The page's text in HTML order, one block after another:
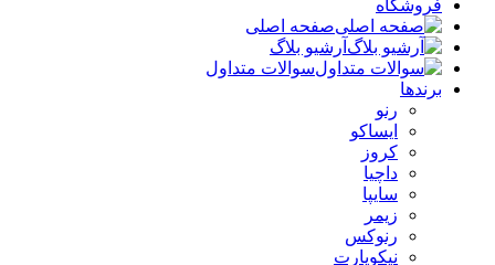
فروشگاه
صفحه اصلی
آرشیو بلاگ
سوالات متداول
برندها
رنو
ایساکو
کروز
داچیا
سایپا
زیمر
رنوکس
نیکوپارت